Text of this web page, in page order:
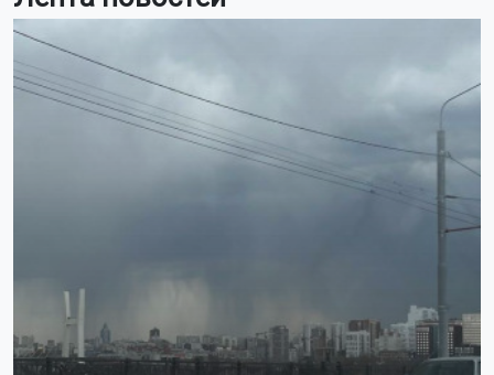
788,8 тысячи кв. м. жилья. Это на 36% меньше, чем за
тот же период прошлого года. Об этом сообщил
Новосибирскстат в докладе о социально-
экономическом положении региона.
Цены на жильё в области продолжают расти. На
первичном рынке средняя стоимость квадратного
метра достигла 145 337 рублей. Элитные квартиры
подорожали на 1,5%, типовые – на 1,4%, улучшенные –
На вторичном рынке средняя цена составила 122 340
рублей за кв.м. Типовое жильё подорожало на 1,1%,
улучшенное – на 1,5%. При этом элитные квартиры
подешевели на 4,7%.